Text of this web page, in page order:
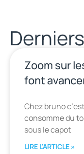
Zoom sur
font
Chez bruno
consomme du
sous le capot
LIRE L'ARTICLE »